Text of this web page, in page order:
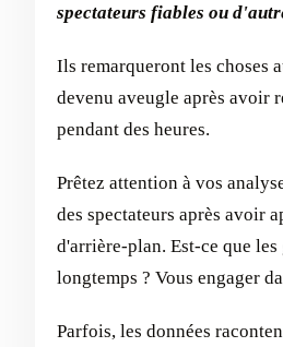
spectateurs fiables ou
Ils remarqueront les choses
devenu aveugle après avoir
pendant des heures.
Prêtez attention à vos
des spectateurs après avoir
d'arrière-plan. Est-ce que les
longtemps ? Vous engager
Parfois, les données